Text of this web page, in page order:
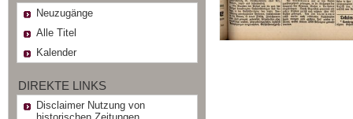
Neuzugänge
Alle Titel
Kalender
DIREKTE LINKS
Disclaimer Nutzung von
historischen Zeitungen